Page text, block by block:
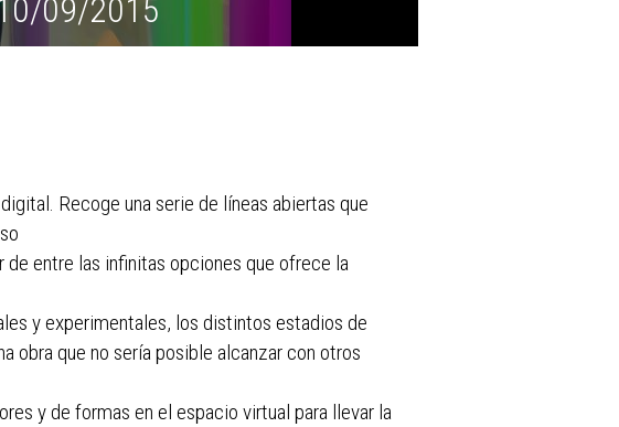
09/2015
Recoge una serie de líneas abiertas que
entre las infinitas opciones que ofrece la
y experimentales, los distintos estadios de
obra que no sería posible alcanzar con otros
y de formas en el espacio virtual para llevar la